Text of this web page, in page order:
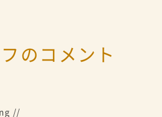
のコメント
//